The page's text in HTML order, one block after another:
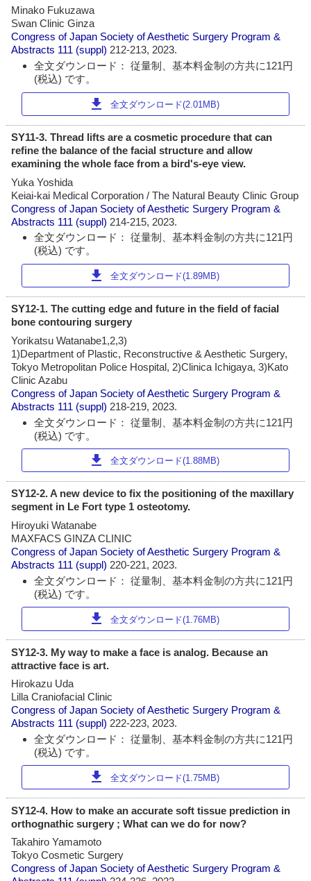
Minako Fukuzawa
Swan Clinic Ginza
Congress of Japan Society of Aesthetic Surgery Program &
Abstracts 111 (suppl) 212-213, 2023.
全文ダウンロード： 従量制、基本料金制の方共に121円
(税込) です。
download 全文ダウンロード(2.01MB)
SY11-3. Thread lifts are a cosmetic procedure that can
refine the balance of the facial structure and allow
examining the whole face from a bird's-eye view.
Yuka Yoshida
Keiai-kai Medical Corporation / The Natural Beauty Clinic Group
Congress of Japan Society of Aesthetic Surgery Program &
Abstracts 111 (suppl) 214-215, 2023.
全文ダウンロード： 従量制、基本料金制の方共に121円
(税込) です。
download 全文ダウンロード(1.89MB)
SY12-1. The cutting edge and future in the field of facial
bone contouring surgery
Yorikatsu Watanabe1,2,3)
1)Department of Plastic, Reconstructive & Aesthetic Surgery,
Tokyo Metropolitan Police Hospital, 2)Clinica Ichigaya, 3)Kato
Clinic Azabu
Congress of Japan Society of Aesthetic Surgery Program &
Abstracts 111 (suppl) 218-219, 2023.
全文ダウンロード： 従量制、基本料金制の方共に121円
(税込) です。
download 全文ダウンロード(1.88MB)
SY12-2. A new device to fix the positioning of the maxillary
segment in Le Fort type 1 osteotomy.
Hiroyuki Watanabe
MAXFACS GINZA CLINIC
Congress of Japan Society of Aesthetic Surgery Program &
Abstracts 111 (suppl) 220-221, 2023.
全文ダウンロード： 従量制、基本料金制の方共に121円
(税込) です。
download 全文ダウンロード(1.76MB)
SY12-3. My way to make a face is analog. Because an
attractive face is art.
Hirokazu Uda
Lilla Craniofacial Clinic
Congress of Japan Society of Aesthetic Surgery Program &
Abstracts 111 (suppl) 222-223, 2023.
全文ダウンロード： 従量制、基本料金制の方共に121円
(税込) です。
download 全文ダウンロード(1.75MB)
SY12-4. How to make an accurate soft tissue prediction in
orthognathic surgery ; What can we do for now?
Takahiro Yamamoto
Tokyo Cosmetic Surgery
Congress of Japan Society of Aesthetic Surgery Program &